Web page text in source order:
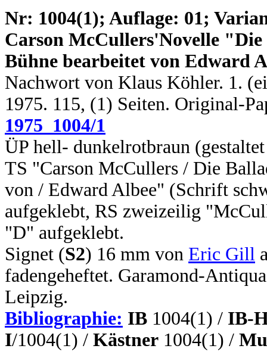
Nr: 1004(1); Auflage: 01;
Carson McCullers'Novelle
Bühne bearbeitet von Edward
Nachwort von Klaus Köhler. 1.
1975. 115, (1) Seiten. Original-
1975_1004/1
ÜP hell- dunkelrotbraun
TS "Carson McCullers / Die
von / Edward Albee" (Schrift
aufgeklebt, RS zweizeilig
"D" aufgeklebt.
Signet (S2) 16 mm von Eric Gill
fadengeheftet. Garamond-
Leipzig.
Bibliographie: IB 1004(1) / IB-
I/1004(1) / Kästner 1004(1) /